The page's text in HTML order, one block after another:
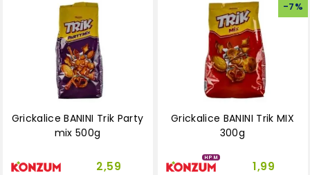
Grickalice BANINI Trik Party
mix 500g
2,59
-7%
Grickalice BANINI Trik MIX
300g
HPM
1,99